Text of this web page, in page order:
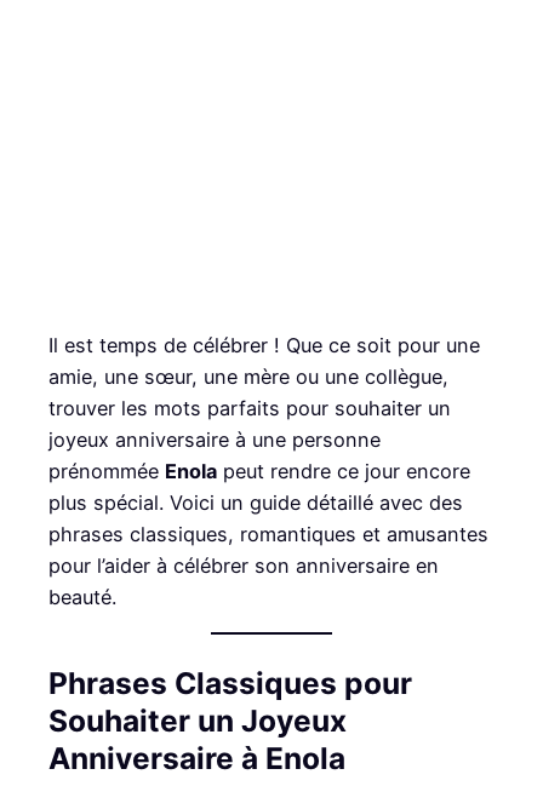
Il est temps de célébrer ! Que ce soit pour une
amie, une sœur, une mère ou une collègue,
trouver les mots parfaits pour souhaiter un
joyeux anniversaire à une personne
prénommée Enola peut rendre ce jour encore
plus spécial. Voici un guide détaillé avec des
phrases classiques, romantiques et amusantes
pour l’aider à célébrer son anniversaire en
beauté.
Phrases Classiques pour
Souhaiter un Joyeux
Anniversaire à Enola